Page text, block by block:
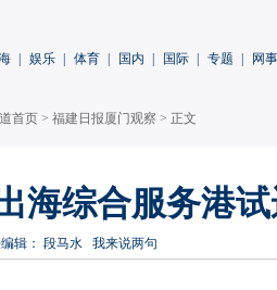
娱乐 体育 国内 国际 专题 网事
首页 > 福建日报厦门观察 > 正文
海综合服务港
辑： 段马水 我来说两句